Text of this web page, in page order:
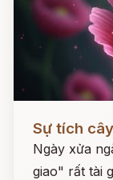
Sự tích
Ngày xửa
giao" rất tài